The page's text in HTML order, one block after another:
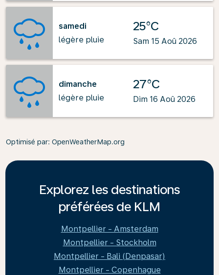
samedi
légère pluie
25°C
Sam 15 Aoû 2026
dimanche
légère pluie
27°C
Dim 16 Aoû 2026
Optimisé par: OpenWeatherMap.org
Explorez les destinations
préférées de KLM
Montpellier - Amsterdam
Montpellier - Stockholm
Montpellier - Bali (Denpasar)
Montpellier - Copenhague